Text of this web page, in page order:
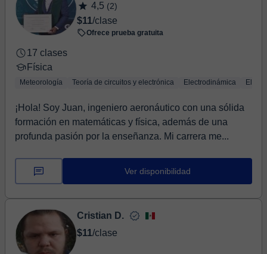
4,5 (2)
$11/clase
Ofrece prueba gratuita
17 clases
Física
Meteorología Teoría de circuitos y electrónica Electrodinámica
¡Hola! Soy Juan, ingeniero aeronáutico con una sólida
formación en matemáticas y física, además de una
profunda pasión por la enseñanza. Mi carrera me...
Ver disponibilidad
Cristian D.
$11/clase